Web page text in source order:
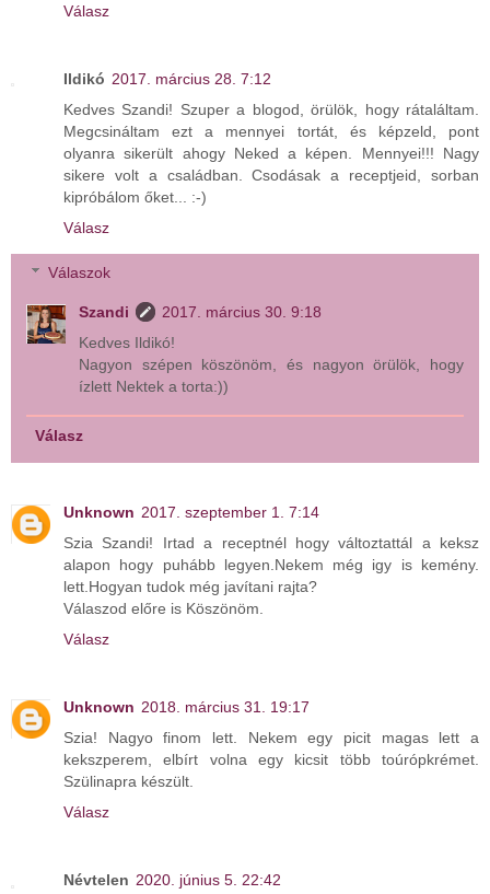
Válasz
Ildikó 2017. március 28. 7:12
Kedves Szandi! Szuper a blogod, örülök, hogy rátaláltam.
Megcsináltam ezt a mennyei tortát, és képzeld, pont
olyanra sikerült ahogy Neked a képen. Mennyei!!! Nagy
sikere volt a családban. Csodásak a receptjeid, sorban
kipróbálom őket... :-)
Válasz
Válaszok
Szandi
2017. március 30. 9:18
Kedves Ildikó!
Nagyon szépen köszönöm, és nagyon örülök, hogy
ízlett Nektek a torta:))
Válasz
Unknown 2017. szeptember 1. 7:14
Szia Szandi! Irtad a receptnél hogy változtattál a keksz
alapon hogy puhább legyen.Nekem még igy is kemény.
lett.Hogyan tudok még javítani rajta?
Válaszod előre is Köszönöm.
Válasz
Unknown 2018. március 31. 19:17
Szia! Nagyo finom lett. Nekem egy picit magas lett a
kekszperem, elbírt volna egy kicsit több toúrópkrémet.
Szülinapra készült.
Válasz
Névtelen 2020. június 5. 22:42